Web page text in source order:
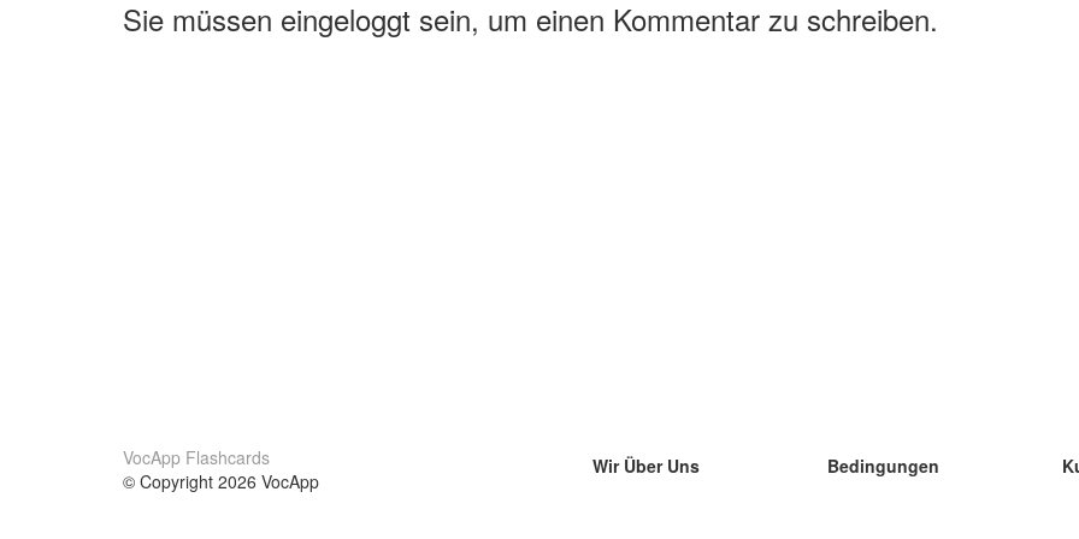
Sie müssen eingeloggt sein, um einen Kommentar zu schreiben.
VocApp Flashcards
© Copyright 2026 VocApp
Wir Über Uns
Bedingungen